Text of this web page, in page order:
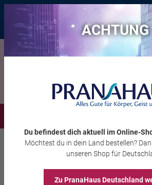
Bis zu 20 € Rabatt* mit dem Vorteils-Code
11.08.2026
Aura-Soma® Equilibrium Rescue
ACHTUNG
Du befindest dich aktuell im Online-
Möchtest du in dein Land bestellen?
unseren Shop für
Zu PranaHausDeutschland